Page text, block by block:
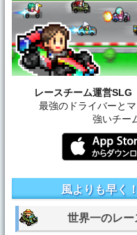
レースチーム運営
最強のドライバーと
強いチー
風よりも早く
世界一のレー